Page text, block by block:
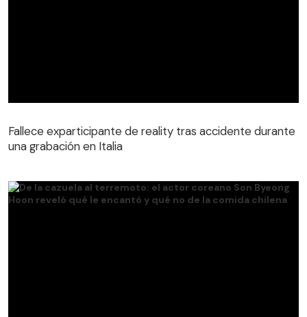
Fallece exparticipante de reality tras accidente durante
una grabación en Italia